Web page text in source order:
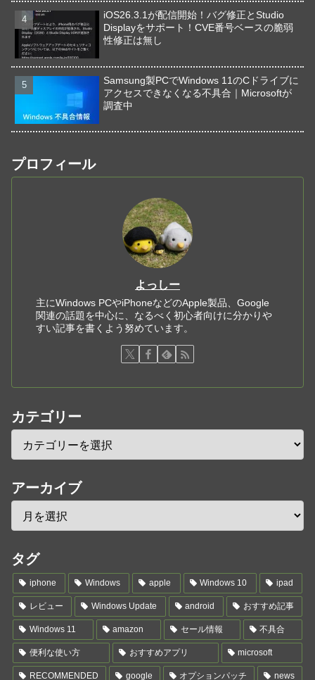
iOS26.3.1が配信開始！バグ修正とStudio
Displayをサポート！CVE番号ベースの脆弱
性修正は無し
Samsung製PCでWindows 11のCドライブに
アクセスできなくなる不具合｜Microsoftが
調査中
プロフィール
よっしー
主にWindows PCやiPhoneなどのApple製品、Google
関連の話題を中心に、なるべく初心者向けに分かりや
すい記事を書くよう努めています。
カテゴリー
アーカイブ
タグ
iphone Windows apple Windows 10 ipad
レビュー Windows Update android おすすめ記事
Windows 11 amazon セール情報 不具合
便利な使い方 おすすめアプリ microsoft
RECOMMENDED google オプションパッチ news